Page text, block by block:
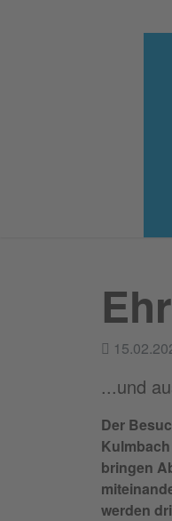
...und
Der
bringen
werden